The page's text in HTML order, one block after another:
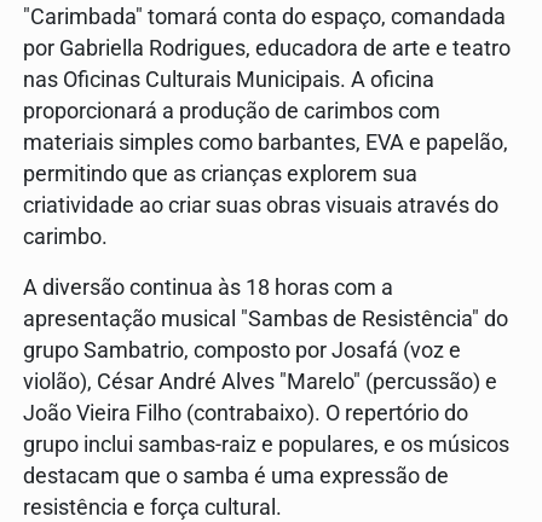
"Carimbada" tomará conta do espaço, comandada
por Gabriella Rodrigues, educadora de arte e teatro
nas Oficinas Culturais Municipais. A oficina
proporcionará a produção de carimbos com
materiais simples como barbantes, EVA e papelão,
permitindo que as crianças explorem sua
criatividade ao criar suas obras visuais através do
carimbo.
A diversão continua às 18 horas com a
apresentação musical "Sambas de Resistência" do
grupo Sambatrio, composto por Josafá (voz e
violão), César André Alves "Marelo" (percussão) e
João Vieira Filho (contrabaixo). O repertório do
grupo inclui sambas-raiz e populares, e os músicos
destacam que o samba é uma expressão de
resistência e força cultural.